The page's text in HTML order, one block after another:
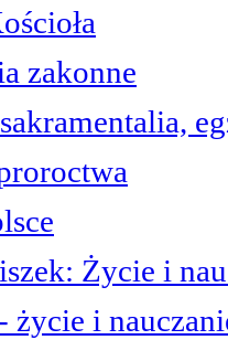
zakonne
Życie i
życie i